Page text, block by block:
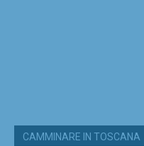
CAMMINARE IN TOSCANA